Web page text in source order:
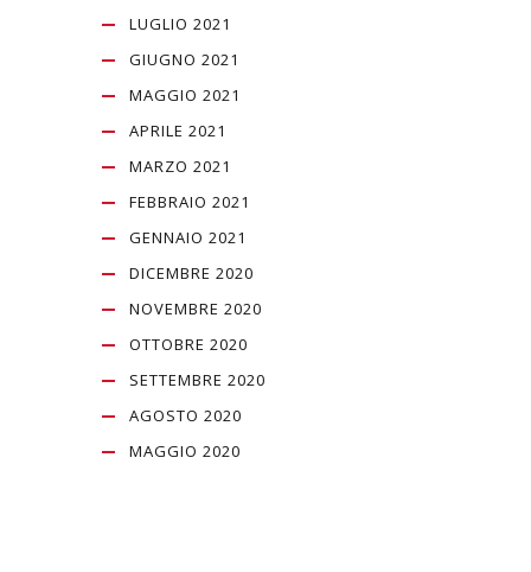
LUGLIO 2021
GIUGNO 2021
MAGGIO 2021
APRILE 2021
MARZO 2021
FEBBRAIO 2021
GENNAIO 2021
DICEMBRE 2020
NOVEMBRE 2020
OTTOBRE 2020
SETTEMBRE 2020
AGOSTO 2020
MAGGIO 2020